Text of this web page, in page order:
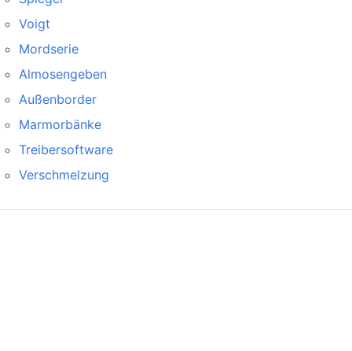
Voigt
Mordserie
Almosengeben
Außenborder
Marmorbänke
Treibersoftware
Verschmelzung